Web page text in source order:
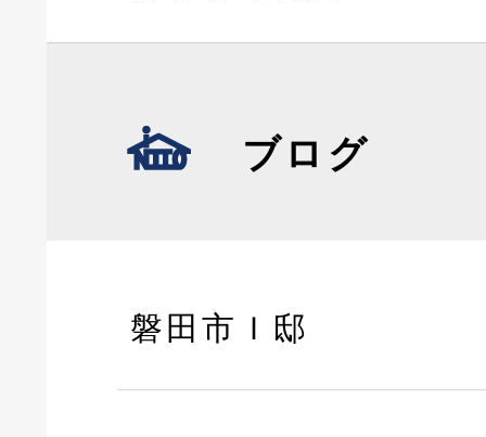
ブログ
磐田市Ｉ邸